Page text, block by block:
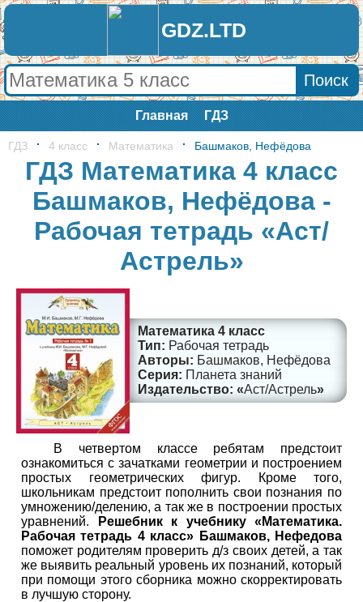
GDZ.LTD
Главная ГДЗ
ГДЗ 4 класс Математика Башмаков, Нефёдова
ГДЗ Математика 4 класс
Башмаков, Нефёдова -
Рабочая тетрадь «Аст/
Астрель»
Математика 4 класс
Рабочая тетрадь
Башмаков, Нефёдова
Планета знаний
Аст/Астрель
В четвертом классе ребятам предстоит
ознакомиться с зачатками геометрии и построением
простых геометрических фигур. Кроме того,
школьникам предстоит пополнить свои познания по
умножению/делению, а так же в построении простых
уравнений.
Решебник к учебнику «Математика.
Рабочая тетрадь 4 класс» Башмаков, Нефедова
поможет родителям проверить д/з своих детей, а так
же выявить реальный уровень их познаний, который
при помощи этого сборника можно скорректировать
в лучшую сторону.